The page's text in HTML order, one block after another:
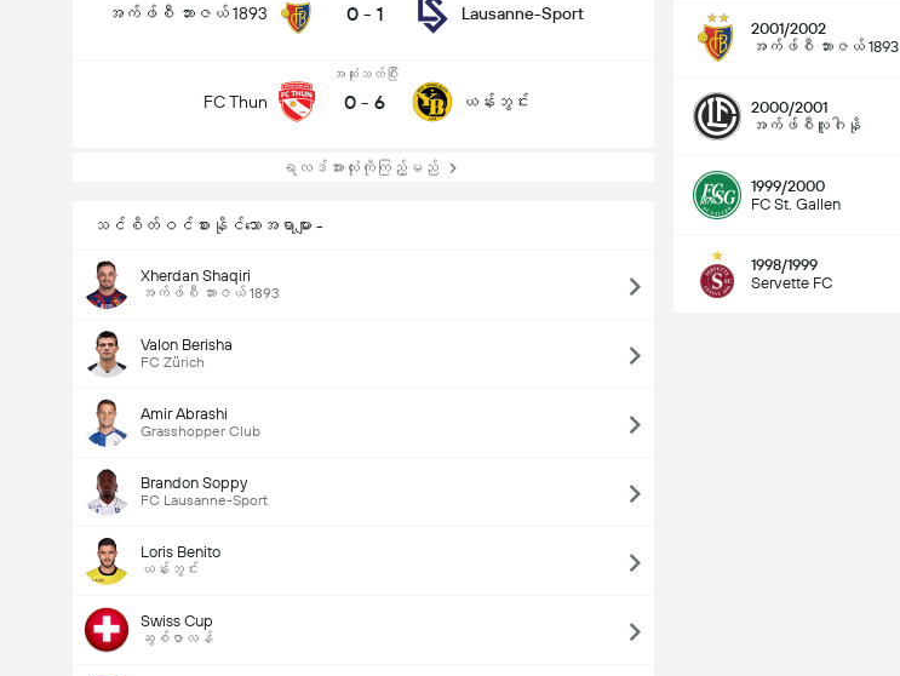
အက်ဖ်စီ ဘားဇယ် 1893 0 - 1 Lausanne-Sport
FC Thun
အဆုံးသတ်ပြီး
0 - 6 ယန်းဘွင်း
ရလဒ်အားလုံးကိုကြည့်မည်
သင်စိတ်ဝင်စားနိုင်သောအရာများ -
Xherdan Shaqiri
အက်ဖ်စီ ဘားဇယ် 1893
Valon Berisha
FC Zürich
Amir Abrashi
Grasshopper Club
Brandon Soppy
FC Lausanne-Sport
Loris Benito
ယန်းဘွင်း
Swiss Cup
ဆွစ်ဇာလန်
2001/2002
အက်ဖ်စီ ဘားဇယ် 1893
2000/2001
အက်ဖ်စီလူဂါနို
1999/2000
FC St. Gallen
1998/1999
Servette FC